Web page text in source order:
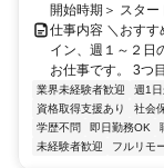
開始時期＞ スター
仕事内容 ＼おすす
イン、週１～２日
お仕事です。 3つ
業界未経験者歓迎 週1
資格取得支援あり
社会
学歴不問
即日勤務OK
未経験者歓迎
フルリモ